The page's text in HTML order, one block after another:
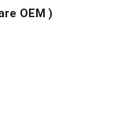
OEM )